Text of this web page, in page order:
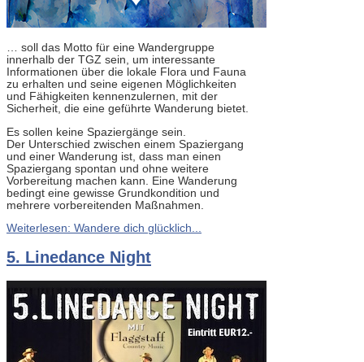
… soll das Motto für eine Wandergruppe
innerhalb der TGZ sein, um interessante
Informationen über die lokale Flora und Fauna
zu erhalten und seine eigenen Möglichkeiten
und Fähigkeiten kennenzulernen, mit der
Sicherheit, die eine geführte Wanderung bietet.
Es sollen keine Spaziergänge sein.
Der Unterschied zwischen einem Spaziergang
und einer Wanderung ist, dass man einen
Spaziergang spontan und ohne weitere
Vorbereitung machen kann. Eine Wanderung
bedingt eine gewisse Grundkondition und
mehrere vorbereitenden Maßnahmen.
Weiterlesen: Wandere dich glücklich...
5. Linedance Night